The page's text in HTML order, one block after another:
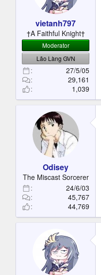
vietanh797
†A Faithful Knight†
Moderator
Lão Làng GVN
27/5/05
29,161
1,039
Odisey
The Miscast Sorcerer
24/6/03
45,767
44,769